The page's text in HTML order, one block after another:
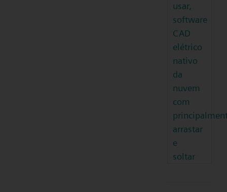
usar,
software
CAD
elétrico
nativo
da
nuvem
com
arrastar
e
soltar